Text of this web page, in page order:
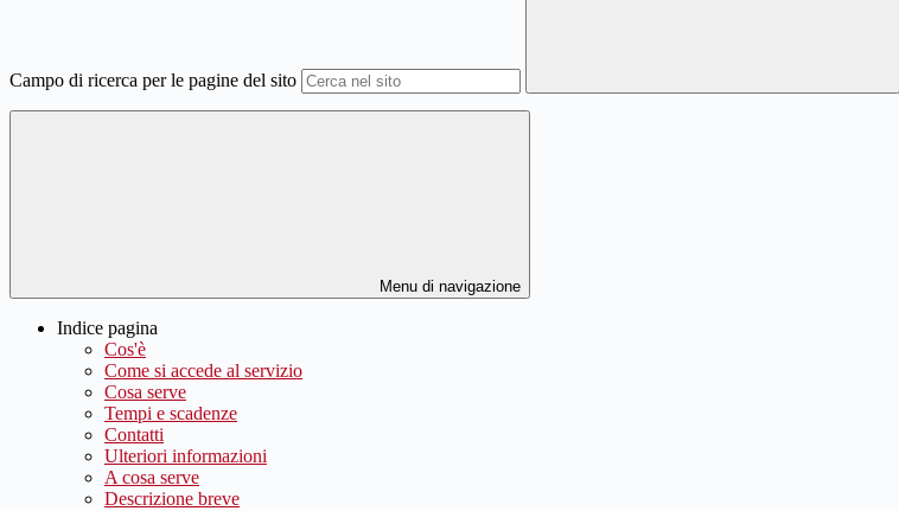
Campo di ricerca per le pagine del sito
Menu di navigazione
Indice pagina
Cos'è
Come si accede al servizio
Cosa serve
Tempi e scadenze
Contatti
Ulteriori informazioni
A cosa serve
Descrizione breve